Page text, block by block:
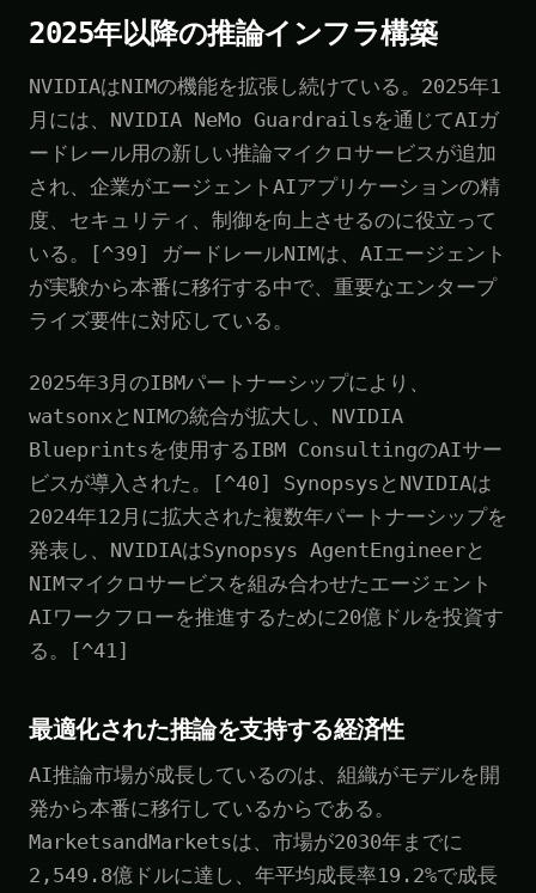
2025年以降の推論インフラ構築
NVIDIAはNIMの機能を拡張し続けている。2025年1
月には、NVIDIA NeMo Guardrailsを通じてAIガ
ードレール用の新しい推論マイクロサービスが追加
され、企業がエージェントAIアプリケーションの精
度、セキュリティ、制御を向上させるのに役立って
いる。[^39] ガードレールNIMは、AIエージェント
が実験から本番に移行する中で、重要なエンタープ
ライズ要件に対応している。
2025年3月のIBMパートナーシップにより、
watsonxとNIMの統合が拡大し、NVIDIA
Blueprintsを使用するIBM ConsultingのAIサー
ビスが導入された。[^40] SynopsysとNVIDIAは
2024年12月に拡大された複数年パートナーシップを
発表し、NVIDIAはSynopsys AgentEngineerと
NIMマイクロサービスを組み合わせたエージェント
AIワークフローを推進するために20億ドルを投資す
る。[^41]
最適化された推論を支持する経済性
AI推論市場が成長しているのは、組織がモデルを開
発から本番に移行しているからである。
MarketsandMarketsは、市場が2030年までに
2,549.8億ドルに達し、年平均成長率19.2%で成長